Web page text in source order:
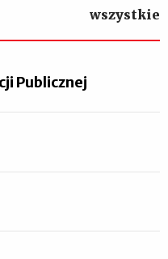
wszystkie
Publicznej